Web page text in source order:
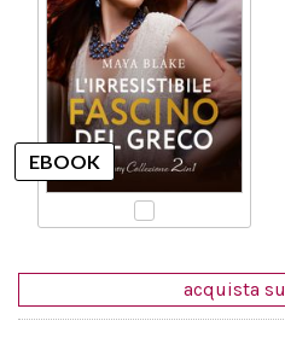
acquista su